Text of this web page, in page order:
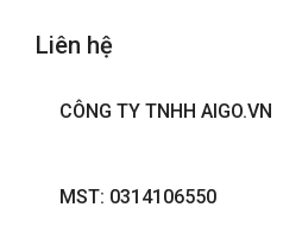
Liên hệ
CÔNG TY TNHH AIGO.VN
MST: 0314106550